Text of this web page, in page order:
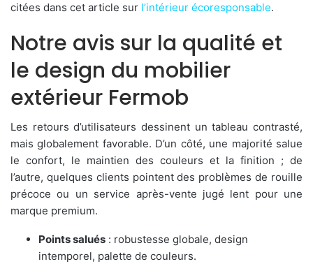
citées dans cet article sur l’intérieur écoresponsable.
Notre avis sur la qualité et
le design du mobilier
extérieur Fermob
Les retours d’utilisateurs dessinent un tableau contrasté,
mais globalement favorable. D’un côté, une majorité salue
le confort, le maintien des couleurs et la finition ; de
l’autre, quelques clients pointent des problèmes de rouille
précoce ou un service après-vente jugé lent pour une
marque premium.
Points salués : robustesse globale, design
intemporel, palette de couleurs.